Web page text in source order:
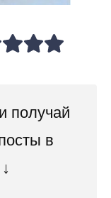
получай
в